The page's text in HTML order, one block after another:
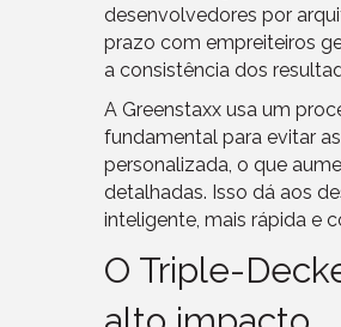
desenvolvedores por
prazo com empreiteiros
a consistência dos
A Greenstaxx usa um
fundamental para evitar
personalizada, o que
detalhadas. Isso dá aos
inteligente, mais rápida e
O Triple-